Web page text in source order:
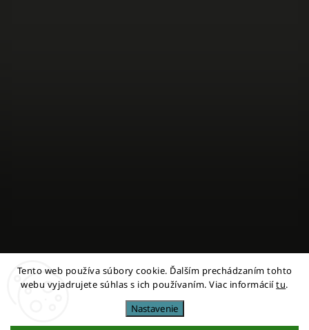
Tento web používa súbory cookie. Ďalším prechádzaním tohto
webu vyjadrujete súhlas s ich používaním. Viac informáciítu.
Nastavenie
Sledovať na Instagrame
Copyright 2026miestni. Všetky práva vyhradené.